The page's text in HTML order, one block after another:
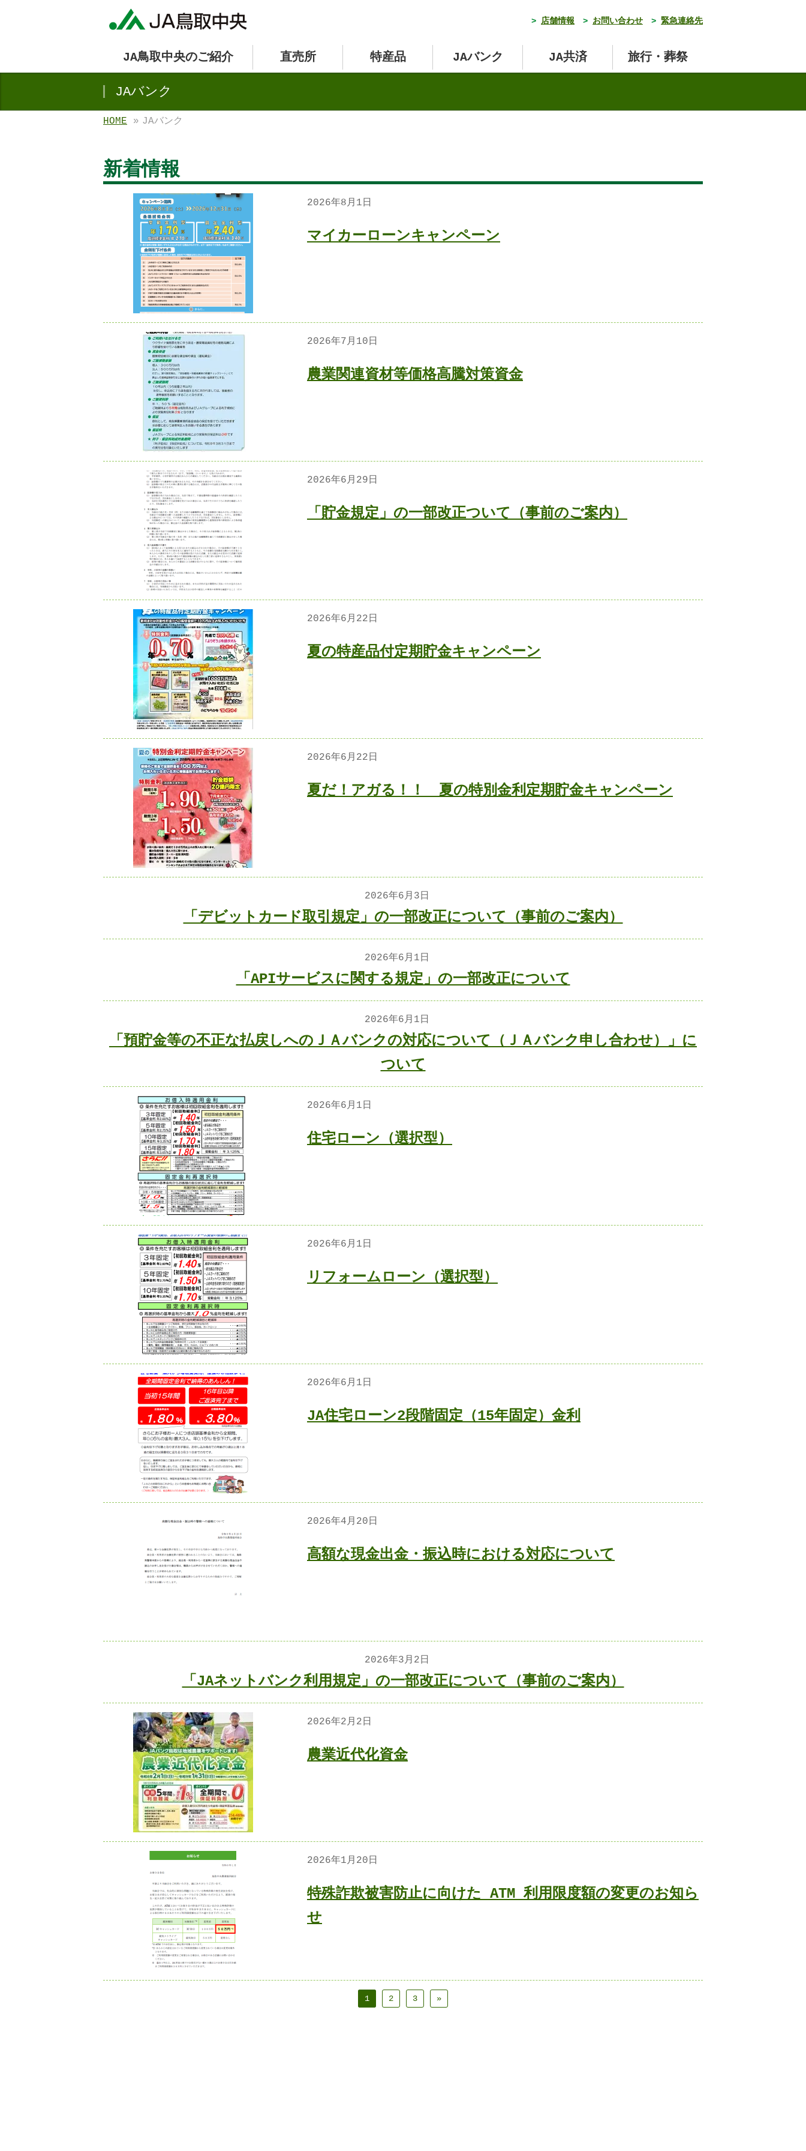
> 店舗情報 > お問い合わせ > 緊急連絡先
JA鳥取中央のご紹介 直売所 特産品 JAバンク JA共済 旅行・葬祭
JAバンク
HOME » JAバンク
新着情報
2026年8月1日
マイカーローンキャンペーン
2026年7月10日
農業関連資材等価格高騰対策資金
2026年6月29日
「貯金規定」の一部改正ついて（事前のご案内）
2026年6月22日
夏の特産品付定期貯金キャンペーン
2026年6月22日
夏だ！アガる！！ 夏の特別金利定期貯金キャンペーン
2026年6月3日
「デビットカード取引規定」の一部改正について（事前のご案内）
2026年6月1日
「APIサービスに関する規定」の一部改正について
2026年6月1日
「預貯金等の不正な払戻しへのＪＡバンクの対応について（ＪＡバンク申し合わせ）」に
ついて
2026年6月1日
住宅ローン（選択型）
2026年6月1日
リフォームローン（選択型）
2026年6月1日
JA住宅ローン2段階固定（15年固定）金利
2026年4月20日
高額な現金出金・振込時における対応について
2026年3月2日
「JAネットバンク利用規定」の一部改正について（事前のご案内）
2026年2月2日
農業近代化資金
2026年1月20日
特殊詐欺被害防止に向けた ATM 利用限度額の変更のお知ら
せ
1 2 3 »